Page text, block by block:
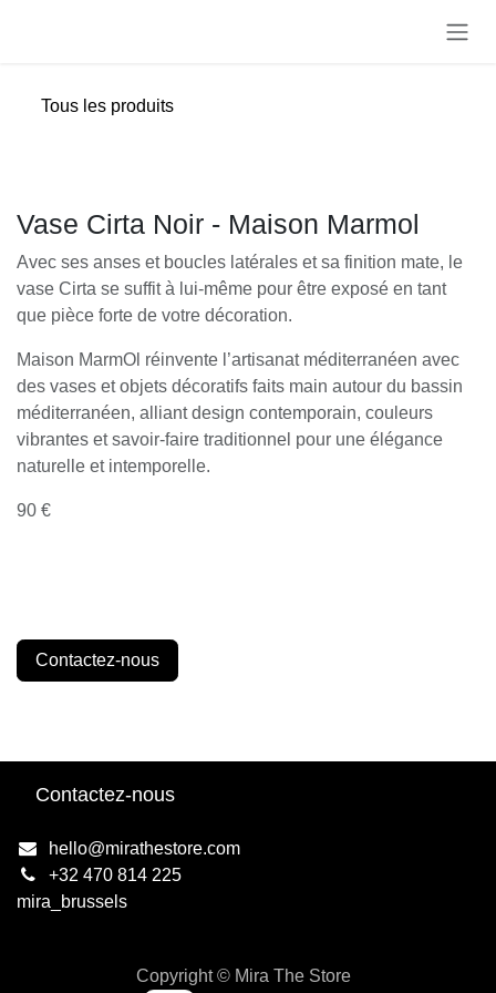
Tous les produits
Vase Cirta Noir - Maison Marmol
Avec ses anses et boucles latérales et sa finition mate, le
vase Cirta se suffit à lui-même pour être exposé en tant
que pièce forte de votre décoration.
Maison MarmOl réinvente l’artisanat méditerranéen avec
des vases et objets décoratifs faits main autour du bassin
méditerranéen, alliant design contemporain, couleurs
vibrantes et savoir-faire traditionnel pour une élégance
naturelle et intemporelle.
90 €
Contactez-nous
Contactez-nous
hello@mirathestore.com
+32 470 814 225
mira_brussels
Copyright © Mira The Store